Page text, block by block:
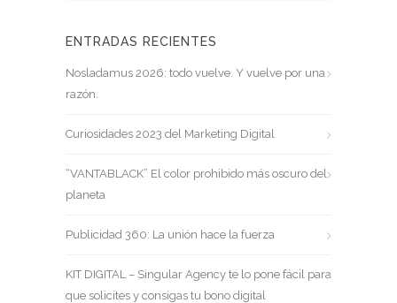
ENTRADAS RECIENTES
Nosladamus 2026: todo vuelve. Y vuelve por una
razón.
Curiosidades 2023 del Marketing Digital
“VANTABLACK” El color prohibido más oscuro del
planeta
Publicidad 360: La unión hace la fuerza
KIT DIGITAL – Singular Agency te lo pone fácil para
que solicites y consigas tu bono digital